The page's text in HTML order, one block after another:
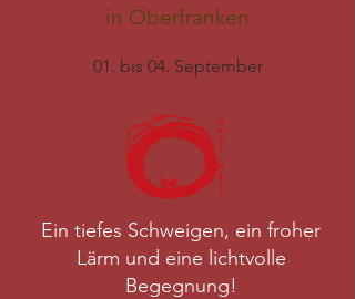
in Oberfranken
01. bis 04. September
Ein tiefes Schweigen, ein froher
Lärm und eine lichtvolle
Begegnung!